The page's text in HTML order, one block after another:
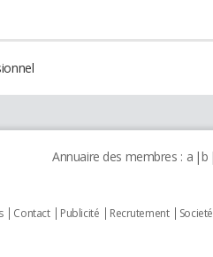
Annuaire des membres : a b
Contact Publicité Recrutement Societé